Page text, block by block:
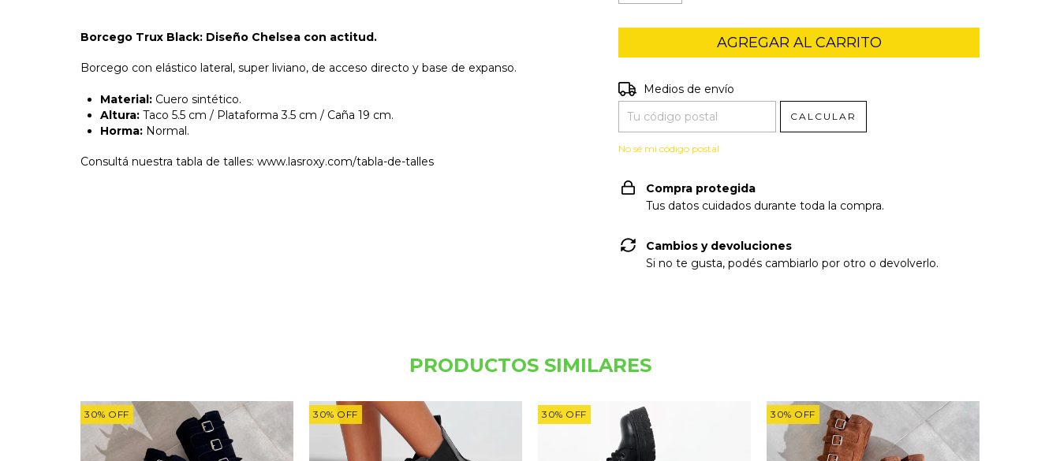
Borcego Trux Black: Diseño Chelsea con actitud.
Borcego con elástico lateral, super liviano, de acceso directo y base de expanso.
Material: Cuero sintético.
Altura: Taco 5.5 cm / Plataforma 3.5 cm / Caña 19 cm.
Horma: Normal.
Consultá nuestra tabla de talles: www.lasroxy.com/tabla-de-talles
Entregas para el CP:
Medios de envío
CALCULAR
No sé mi código postal
Compra protegida
Tus datos cuidados durante toda la compra.
Cambios y devoluciones
Si no te gusta, podés cambiarlo por otro o devolverlo.
PRODUCTOS SIMILARES
30% OFF 30% OFF 30% OFF 30% OFF